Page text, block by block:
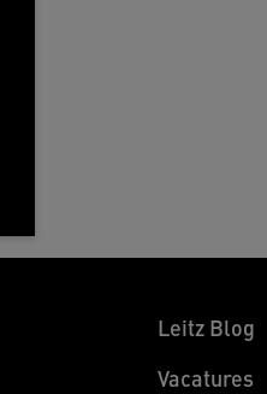
Leitz Blog
Vacatures